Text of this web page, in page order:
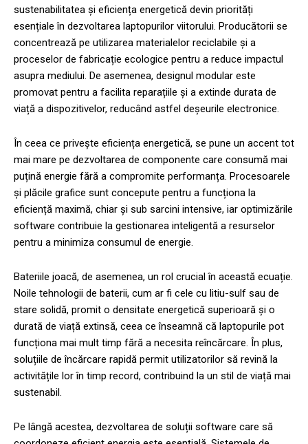
sustenabilitatea și eficiența energetică devin priorități
esențiale în dezvoltarea laptopurilor viitorului. Producătorii se
concentrează pe utilizarea materialelor reciclabile și a
proceselor de fabricație ecologice pentru a reduce impactul
asupra mediului. De asemenea, designul modular este
promovat pentru a facilita reparațiile și a extinde durata de
viață a dispozitivelor, reducând astfel deșeurile electronice.
În ceea ce privește eficiența energetică, se pune un accent tot
mai mare pe dezvoltarea de componente care consumă mai
puțină energie fără a compromite performanța. Procesoarele
și plăcile grafice sunt concepute pentru a funcționa la
eficiență maximă, chiar și sub sarcini intensive, iar optimizările
software contribuie la gestionarea inteligentă a resurselor
pentru a minimiza consumul de energie.
Bateriile joacă, de asemenea, un rol crucial în această ecuație.
Noile tehnologii de baterii, cum ar fi cele cu litiu-sulf sau de
stare solidă, promit o densitate energetică superioară și o
durată de viață extinsă, ceea ce înseamnă că laptopurile pot
funcționa mai mult timp fără a necesita reîncărcare. În plus,
soluțiile de încărcare rapidă permit utilizatorilor să revină la
activitățile lor în timp record, contribuind la un stil de viață mai
sustenabil.
Pe lângă acestea, dezvoltarea de soluții software care să